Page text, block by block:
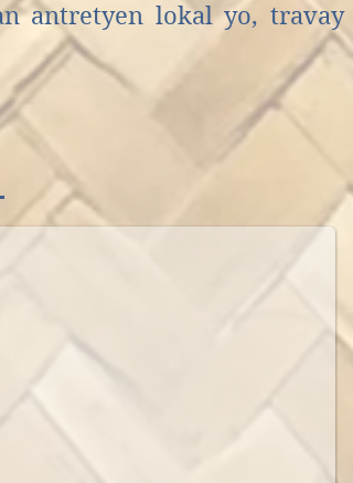
antretyen lokal yo, travay